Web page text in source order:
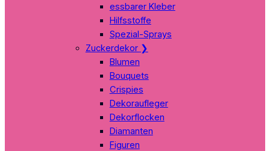
essbarer Kleber
Hilfsstoffe
Spezial-Sprays
Zuckerdekor ❯
Blumen
Bouquets
Crispies
Dekoraufleger
Dekorflocken
Diamanten
Figuren